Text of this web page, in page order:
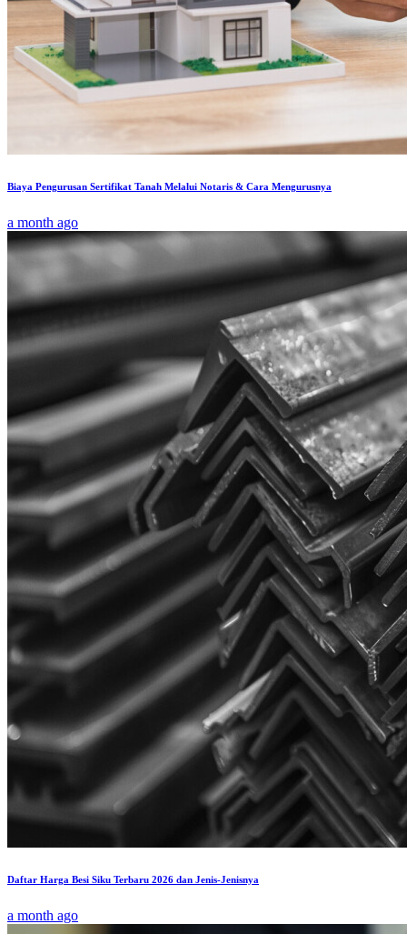
Biaya Pengurusan Sertifikat Tanah Melalui Notaris & Cara Mengurusnya
a month ago
Daftar Harga Besi Siku Terbaru 2026 dan Jenis-Jenisnya
a month ago